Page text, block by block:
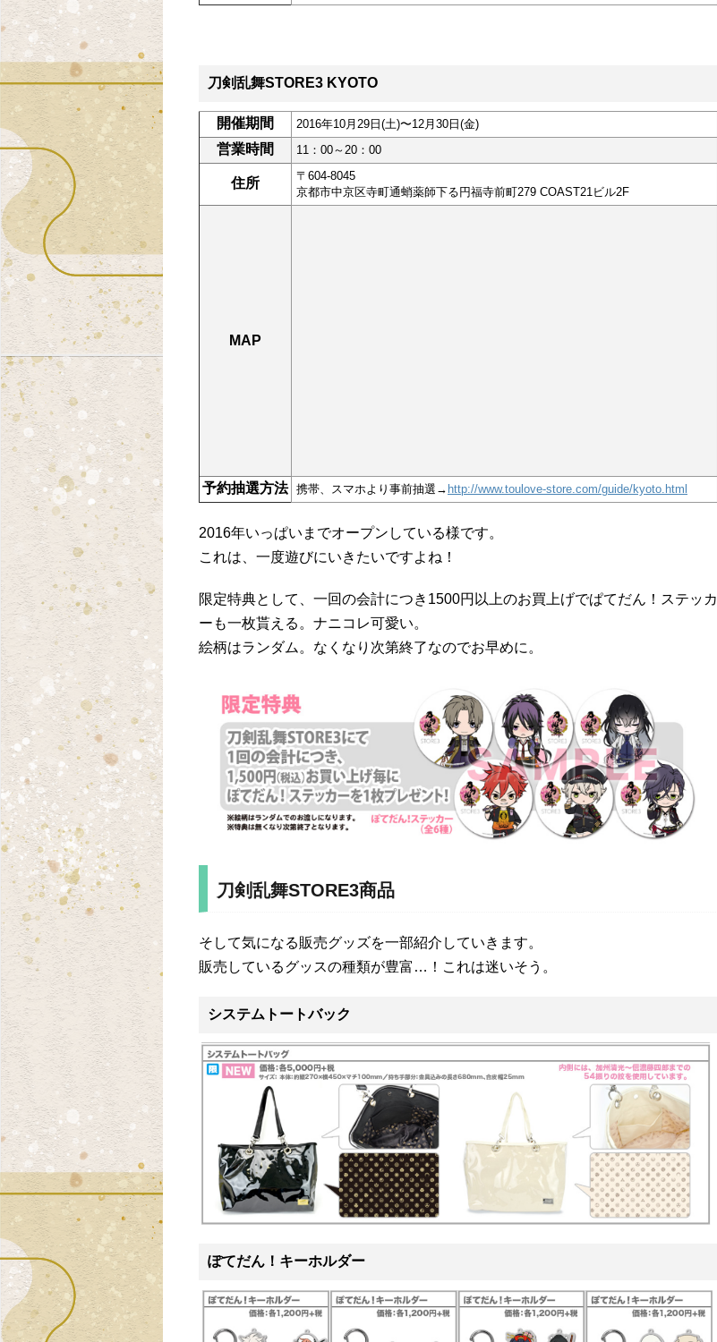
刀剣乱舞STORE3 KYOTO
開催期間 2016年10月29日(土)〜12月30日(金)
営業時間 11：00～20：00
住所
〒604-8045
京都市中京区寺町通蛸薬師下る円福寺前町279 COAST21ビル2F
MAP
予約抽選方法 携帯、スマホより事前抽選→ http://www.toulove-store.com/guide/kyoto.html
2016年いっぱいまでオープンしている様です。
これは、一度遊びにいきたいですよね！
限定特典として、一回の会計につき1500円以上のお買上げでぱてだん！ステッカ
ーも一枚貰える。ナニコレ可愛い。
絵柄はランダム。なくなり次第終了なのでお早めに。
刀剣乱舞STORE3商品
そして気になる販売グッズを一部紹介していきます。
販売しているグッスの種類が豊富…！これは迷いそう。
システムトートバック
ぽてだん！キーホルダー